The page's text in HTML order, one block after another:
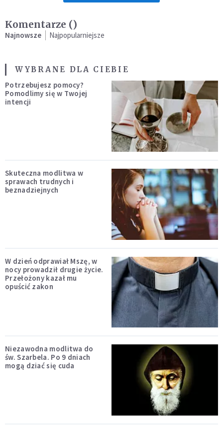
Komentarze ()
Najnowsze Najpopularniejsze
WYBRANE DLA CIEBIE
Potrzebujesz pomocy?
Pomodlimy się w Twojej
intencji
Skuteczna modlitwa w
sprawach trudnych i
beznadziejnych
W dzień odprawiał Mszę, w
nocy prowadził drugie życie.
Przełożony kazał mu
opuścić zakon
Niezawodna modlitwa do
św. Szarbela. Po 9 dniach
mogą dziać się cuda